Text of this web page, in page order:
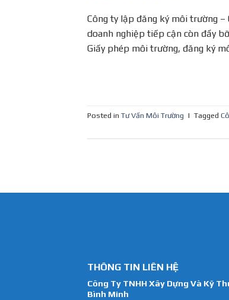
Công ty lập đăng ký môi trường
doanh nghiệp tiếp cận còn đầy
Giấy phép môi trường, đăng ký
Posted in Tư Vấn Môi Trường | Tagged
THÔNG TIN LIÊN HỆ
Công Ty TNHH Xây Dựng Và Kỹ
Bình Minh